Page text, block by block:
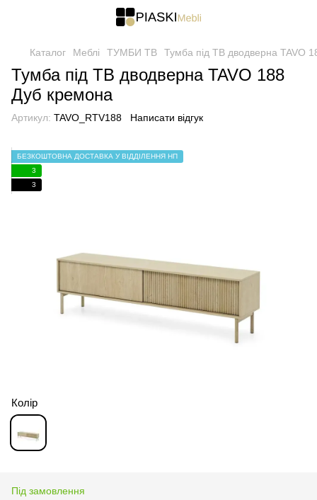
Каталог Меблі ТУМБИ ТВ Тумба під ТВ дводверна TAVO
Тумба під ТВ дводверна TAVO 188
Дуб кремона
Артикул: TAVO_RTV188 Написати відгук
БЕЗКОШТОВНА ДОСТАВКА У ВІДДІЛЕННЯ НП
3
3
Колір
Під замовлення